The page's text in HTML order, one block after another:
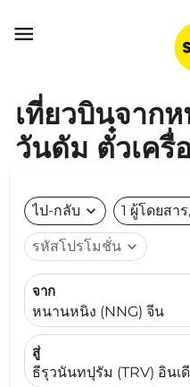

เที่ยวบินจาก
วันดัม ตั๋วเครื่
ไป-กลับ expand_more 1 ผู้โดยสา
รหัสโปรโมชั่น expand_more
จาก
หนานหนิง (NNG) จีน
สู่
ธีรุวนันทปุรัม (TRV) อินเ